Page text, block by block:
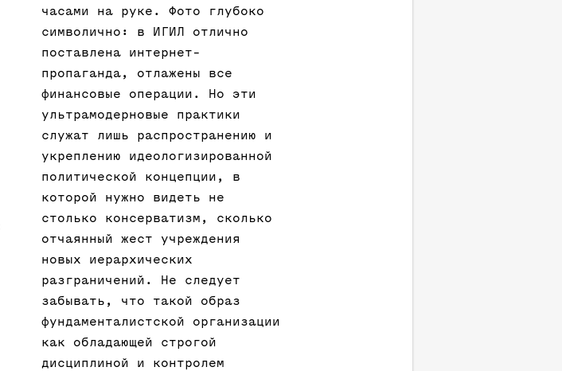
часами на руке. Фото глубоко
символично: в ИГИЛ отлично
поставлена интернет-
пропаганда, отлажены все
финансовые операции. Но эти
ультрамодерновые практики
служат лишь распространению и
укреплению идеологизированной
политической концепции, в
которой нужно видеть не
столько консерватизм, сколько
отчаянный жест учреждения
новых иерархических
разграничений. Не следует
забывать, что такой образ
фундаменталистской организации
как обладающей строгой
дисциплиной и контролем